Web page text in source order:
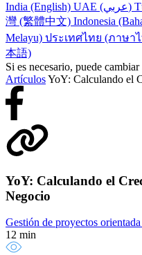
India (English)
UAE (عربي)
灣 (繁體中文) Indonesia
Melayu) ประเทศไทย (ภาษา
本語)
Si es necesario, puede
ArtículosYoY: Calculando el
YoY: Calculando el
Negocio
Gestión de proyectos
12 min